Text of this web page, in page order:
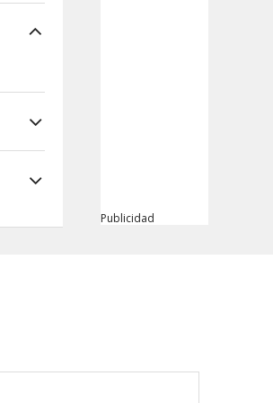
Publicidad